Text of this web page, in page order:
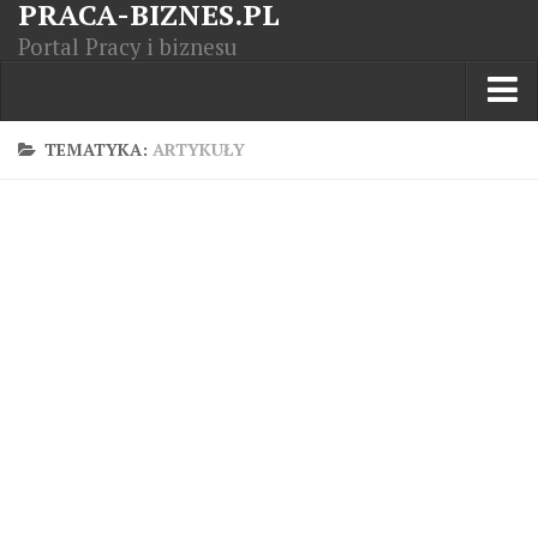
PRACA-BIZNES.PL
Portal Pracy i biznesu
Praca w kraju
TEMATYKA: ARTYKUŁY